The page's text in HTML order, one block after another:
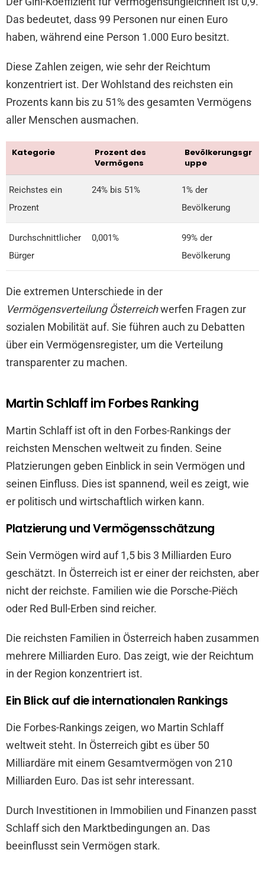
Das bedeutet, dass 99 Personen nur einen Euro
haben, während eine Person 1.000 Euro besitzt.
Diese Zahlen zeigen, wie sehr der Reichtum
konzentriert ist. Der Wohlstand des reichsten ein
Prozents kann bis zu 51% des gesamten Vermögens
aller Menschen ausmachen.
Kategorie
Prozent des
Vermögens
Bevölkerungsgr
uppe
Reichstes ein
Prozent
24% bis 51%
1% der
Bevölkerung
Durchschnittlicher
Bürger
0,001%
99% der
Bevölkerung
Die extremen Unterschiede in der
Vermögensverteilung Österreichwerfen Fragen zur
sozialen Mobilität auf. Sie führen auch zu Debatten
über ein Vermögensregister, um die Verteilung
transparenter zu machen.
Martin Schlaff im Forbes Ranking
Martin Schlaff ist oft in den Forbes-Rankings der
reichsten Menschen weltweit zu finden. Seine
Platzierungen geben Einblick in sein Vermögen und
seinen Einfluss. Dies ist spannend, weil es zeigt, wie
er politisch und wirtschaftlich wirken kann.
Platzierung und Vermögensschätzung
Sein Vermögen wird auf 1,5 bis 3 Milliarden Euro
geschätzt. In Österreich ist er einer der reichsten, aber
nicht der reichste. Familien wie die Porsche-Piëch
oder Red Bull-Erben sind reicher.
Die reichsten Familien in Österreich haben zusammen
mehrere Milliarden Euro. Das zeigt, wie der Reichtum
in der Region konzentriert ist.
Ein Blick auf die internationalen Rankings
Die Forbes-Rankings zeigen, wo Martin Schlaff
weltweit steht. In Österreich gibt es über 50
Milliardäre mit einem Gesamtvermögen von 210
Milliarden Euro. Das ist sehr interessant.
Durch Investitionen in Immobilien und Finanzen passt
Schlaff sich den Marktbedingungen an. Das
beeinflusst sein Vermögen stark.